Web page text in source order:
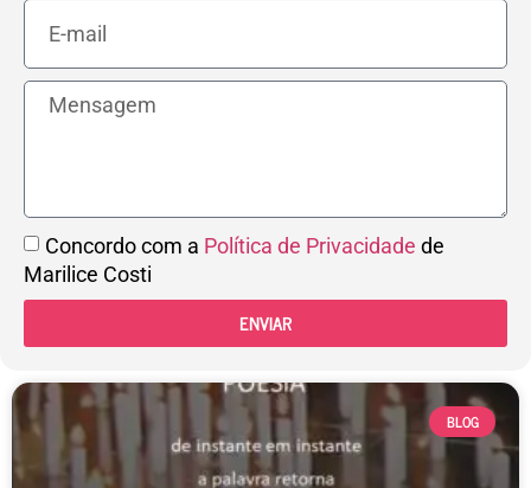
Concordo com a Política de Privacidade de
Marilice Costi
ENVIAR
BLOG